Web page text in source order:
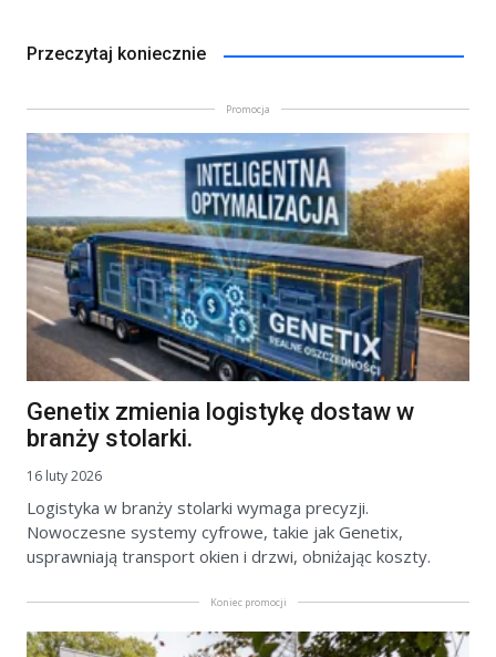
Przeczytaj koniecznie
Promocja
Genetix zmienia logistykę dostaw w
branży stolarki.
16 luty 2026
Logistyka w branży stolarki wymaga precyzji.
Nowoczesne systemy cyfrowe, takie jak Genetix,
usprawniają transport okien i drzwi, obniżając koszty.
Koniec promocji